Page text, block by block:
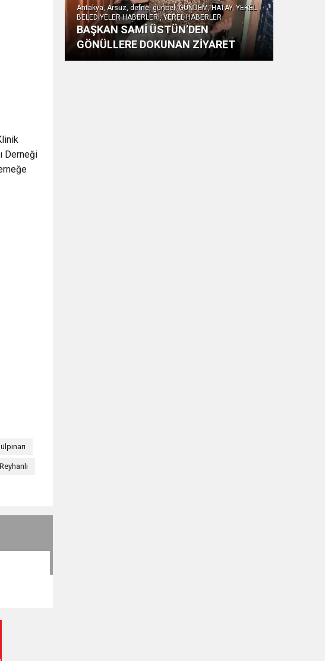
Derneği
Reyhanlı
Antakya, Arsuz, defne, güncel, GÜNDEM, HATAY, YEREL
BELEDİYELER HABERLERİ, YEREL HABERLER
BAŞKAN SAMİ ÜSTÜN’DEN
GÖNÜLLERE DOKUNAN ZİYARET